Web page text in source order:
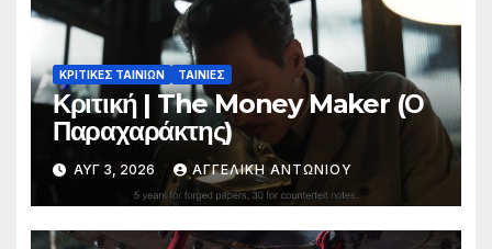
ΚΡΙΤΙΚΕΣ ΤΑΙΝΙΩΝ ΤΑΙΝΙΕΣ
Κριτική | The Money Maker (Ο
Παραχαράκτης)
ΑΥΓ 3, 2026 ΑΓΓΕΛΙΚΉ ΑΝΤΩΝΊΟΥ